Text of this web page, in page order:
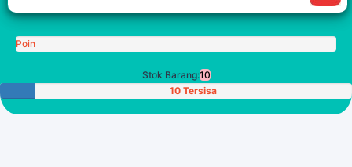
Poin
Stok Barang:10
10 Tersisa